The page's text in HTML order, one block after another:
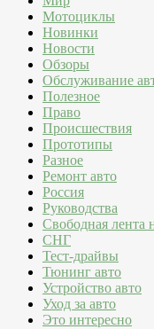
Мотоциклы
Новинки
Новости
Обзоры
Обслуживание
Полезное
Право
Происшествия
Прототипы
Разное
Ремонт авто
Россия
Руководства
Свободная лента
СНГ
Тест-драйвы
Тюнинг авто
Устройство авто
Уход за авто
Это интересно